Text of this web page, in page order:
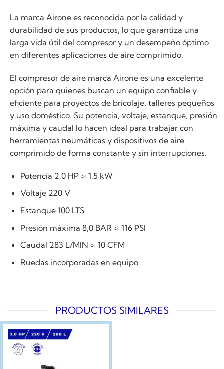
La marca Airone es reconocida por la calidad y
durabilidad de sus productos, lo que garantiza una
larga vida útil del compresor y un desempeño óptimo
en diferentes aplicaciones de aire comprimido.
El compresor de aire marca Airone es una excelente
opción para quienes buscan un equipo confiable y
eficiente para proyectos de bricolaje, talleres pequeños
y uso doméstico. Su potencia, voltaje, estanque, presión
máxima y caudal lo hacen ideal para trabajar con
herramientas neumáticas y dispositivos de aire
comprimido de forma constante y sin interrupciones.
Potencia 2,0 HP ≈ 1,5 kW
Voltaje 220 V
Estanque 100 LTS
Presión máxima 8,0 BAR ≈ 116 PSI
Caudal 283 L/MIN ≈ 10 CFM
Ruedas incorporadas en equipo
PRODUCTOS SIMILARES